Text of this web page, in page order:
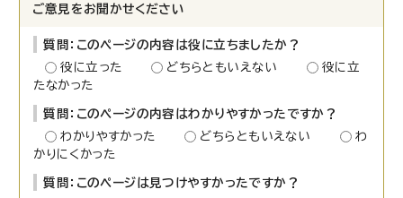
ご意見をお聞かせください
質問：このページの内容は役に立ちましたか？
役に立った
どちらともいえない
役に立
たなかった
質問：このページの内容はわかりやすかったですか？
わかりやすかった
どちらともいえない
わ
かりにくかった
質問：このページは見つけやすかったですか？